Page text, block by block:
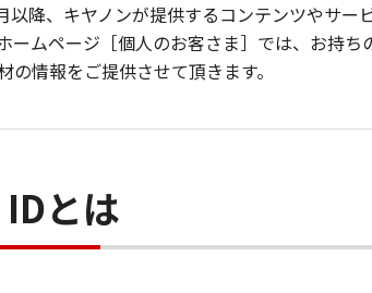
以降、キヤノンが提供するコンテンツやサー
ームページ［個人のお客さま］では、お持
の情報をご提供させて頂きます。
とは